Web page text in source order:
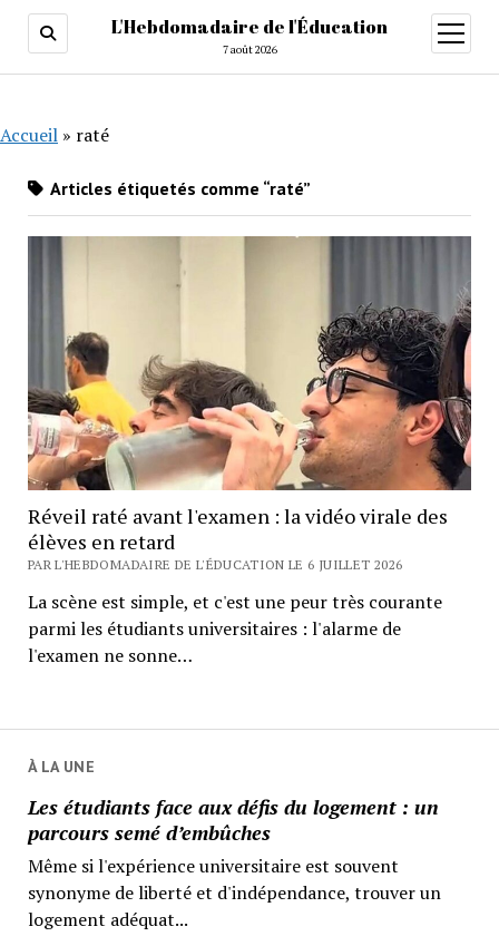
L'Hebdomadaire de l'Éducation
7 août 2026
ouvrir
menu
À LA UNE
Les étudiants face aux défis du logement : un
parcours semé d’embûches
Même si l'expérience universitaire est souvent
synonyme de liberté et d'indépendance, trouver un
logement adéquat...
Accueil » raté
Articles étiquetés comme “raté”
Réveil raté avant l'examen : la vidéo virale des
élèves en retard
PAR L'HEBDOMADAIRE DE L'ÉDUCATION LE 6 JUILLET 2026
La scène est simple, et c'est une peur très courante
parmi les étudiants universitaires : l'alarme de
l'examen ne sonne…